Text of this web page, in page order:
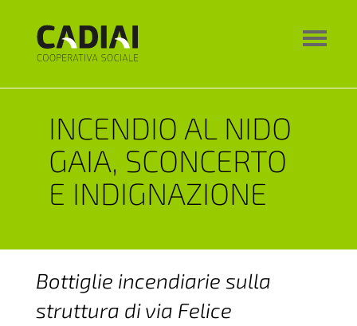
INCENDIO AL NIDO
GAIA, SCONCERTO
E INDIGNAZIONE
Bottiglie incendiarie sulla
struttura di via Felice